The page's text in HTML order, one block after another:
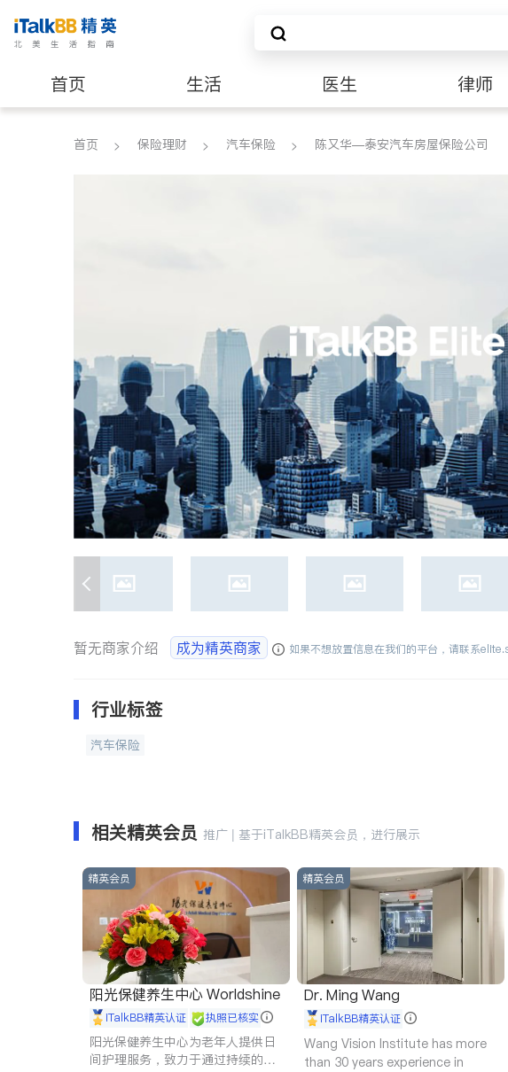
首页 生活 医生 律师
养老 非盈利组织
首页 保险理财 汽车保险 陈又华—泰安汽车房屋保险公司
暂无商家介绍 成为精英商家 如果不想放置信息在我们的平台，请联系
行业标签
汽车保险
相关精英会员 推广 | 基于iTalkBB精英会员，进行展示
精英会员
阳光保健养生中心 Worldshine
iTalkBB精英认证 执照已核实
阳光保健养生中心为老年人提供日
间护理服务，致力于通过持续的护
精英会员
Dr. Ming Wang
iTalkBB精英认证
Wang Vision Institute has more
than 30 years experience in